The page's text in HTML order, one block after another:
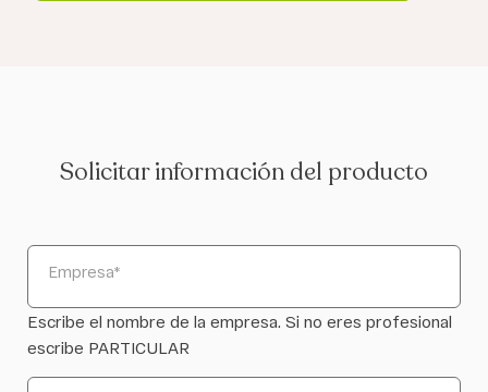
Solicitar información del producto
Empresa*
Escribe el nombre de la empresa. Si no eres profesional
escribe PARTICULAR